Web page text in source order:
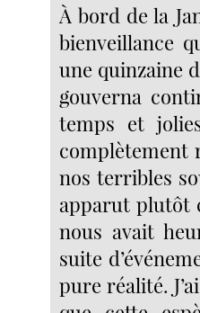
À bord de la
bienveillance
une quinzaine
gouverna
temps et
complètement
nos terribles
apparut plutôt
nous avait
suite
pure réalité.